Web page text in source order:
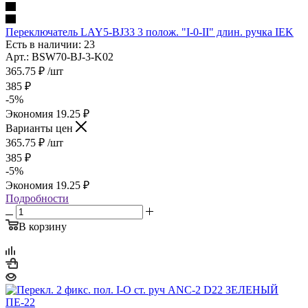
Переключатель LAY5-BJ33 3 полож. "I-0-II" длин. ручка IEK
Есть в наличии: 23
Арт.: BSW70-BJ-3-K02
365.75 ₽ /шт
385 ₽
-5%
Экономия 19.25 ₽
Варианты цен
365.75 ₽ /шт
385 ₽
-5%
Экономия 19.25 ₽
Подробности
В корзину